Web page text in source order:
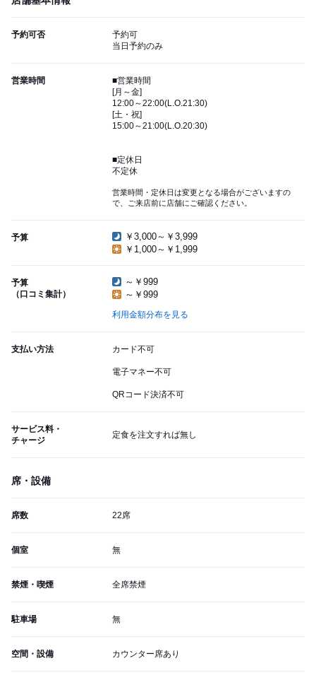
予約可否
予約可
当日予約のみ
営業時間
■営業時間
[月～金]
12:00～22:00(L.O.21:30)
[土・祝]
15:00～21:00(L.O.20:30)
■定休日
不定休
営業時間・定休日は変更となる場合がございますの
で、ご来店前に店舗にご確認ください。
予算
￥3,000～￥3,999
￥1,000～￥1,999
予算
（口コミ集計）
～￥999
～￥999
利用金額分布を見る
支払い方法 カード不可
電子マネー不可
QRコード決済不可
サービス料・
チャージ
定食を注文すれば無し
席・設備
席数 22席
個室 無
禁煙・喫煙 全席禁煙
駐車場 無
空間・設備 カウンター席あり